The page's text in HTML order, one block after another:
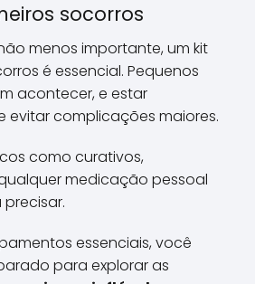
socorros
menos importante, um kit
é essencial. Pequenos
acontecer, e estar
evitar complicações maiores.
como curativos,
medicação pessoal
essenciais, você
para explorar as